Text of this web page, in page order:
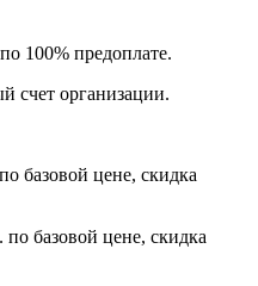
100% предоплате.
счет организации.
базовой цене, скидка
базовой цене, скидка